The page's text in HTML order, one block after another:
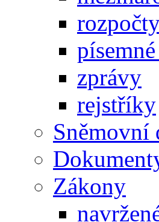
zprávy
rejstříky
Sněmovní
Zákony